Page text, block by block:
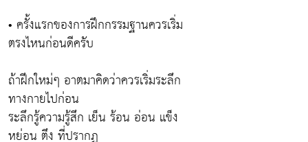
• ครั้งแรกของการฝึกกรรมฐานควรเริ่ม
ตรงไหนก่อนดีครับ
ถ้าฝึกใหม่ๆ อาตมาคิดว่าควรเริ่มระลึก
ทางกายไปก่อน
ระลึกรู้ความรู้สึก เย็น ร้อน อ่อน แข็ง
หย่อน ตึง ที่ปรากฏ